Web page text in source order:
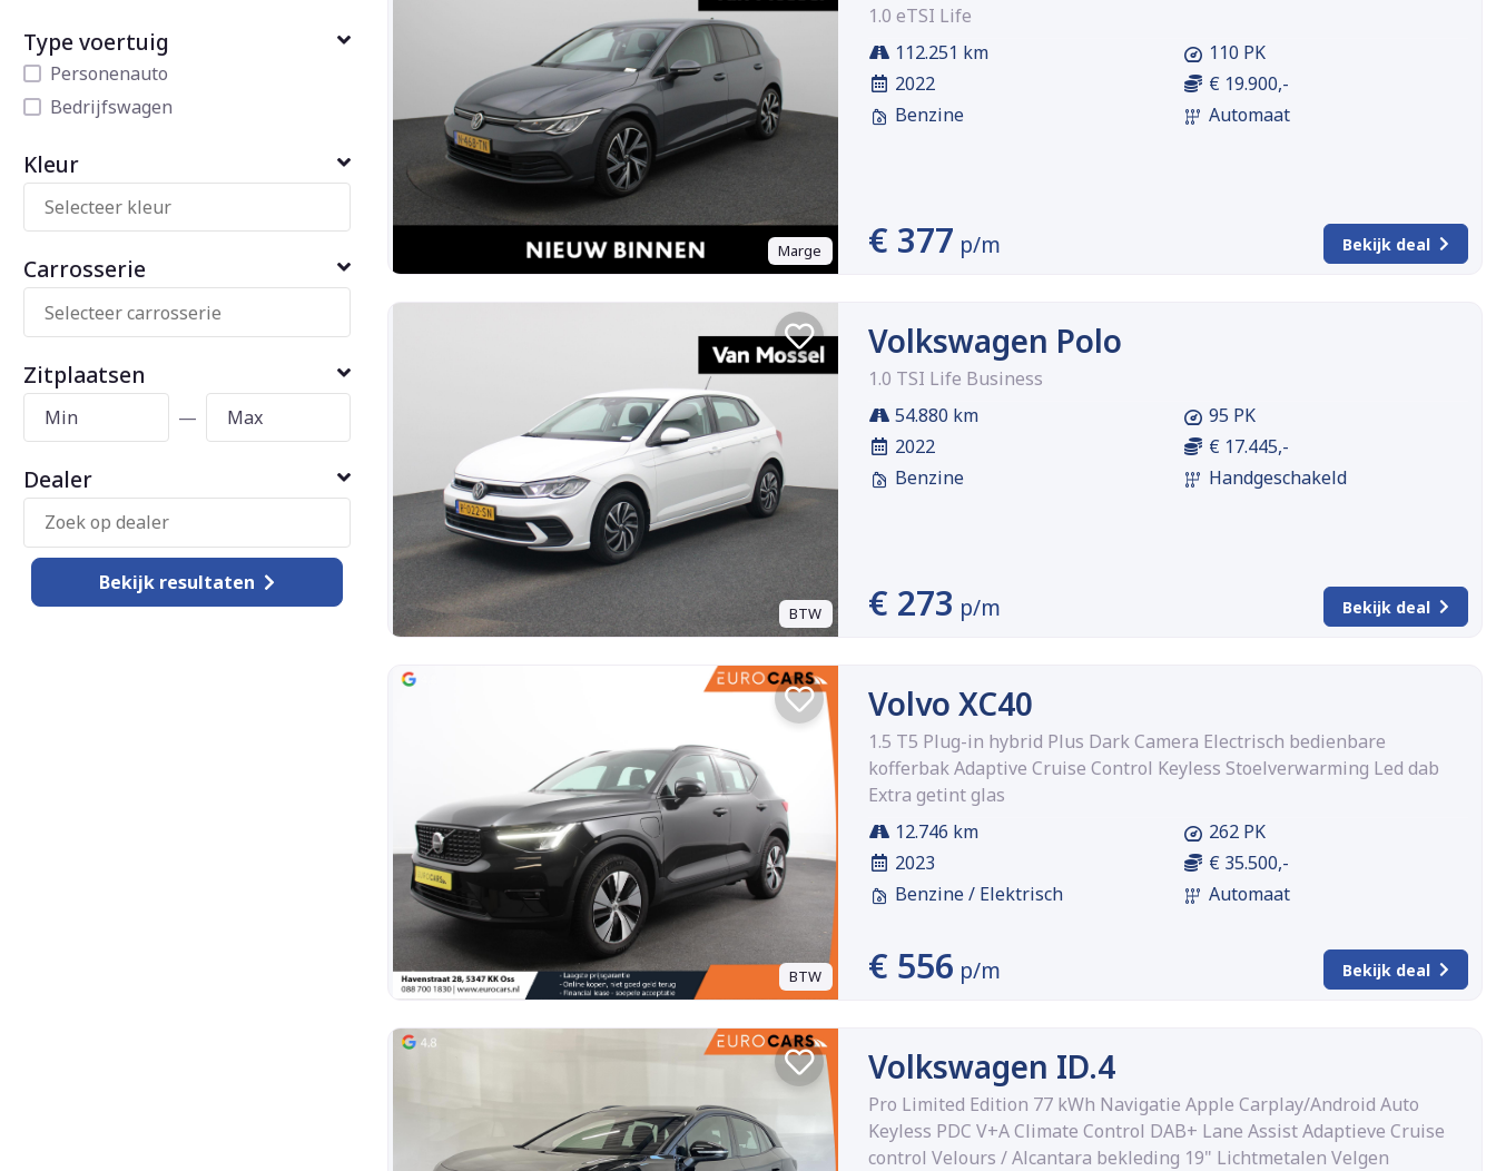
Type voertuig
Personenauto
Bedrijfswagen
Kleur
Carrosserie
Zitplaatsen
—
Dealer
Bekijk resultaten
Marge
1.0 eTSI Life
112.251 km
2022
Benzine
110 PK
€ 19.900,-
Automaat
€ 377 p/m Bekijk deal
BTW
Volkswagen Polo
1.0 TSI Life Business
54.880 km
2022
Benzine
95 PK
€ 17.445,-
Handgeschakeld
€ 273 p/m Bekijk deal
BTW
Volvo XC40
1.5 T5 Plug-in hybrid Plus Dark Camera Electrisch bedienbare
kofferbak Adaptive Cruise Control Keyless Stoelverwarming Led dab
Extra getint glas
12.746 km
2023
Benzine / Elektrisch
262 PK
€ 35.500,-
Automaat
€ 556 p/m Bekijk deal
Volkswagen ID.4
Pro Limited Edition 77 kWh Navigatie Apple Carplay/Android Auto
Keyless PDC V+A Climate Control DAB+ Lane Assist Adaptieve Cruise
control Velours / Alcantara bekleding 19" Lichtmetalen Velgen